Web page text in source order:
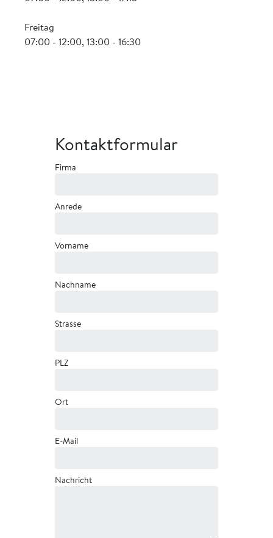
Freitag
07:00 - 12:00, 13:00 - 16:30
Kontaktformular
Firma
Anrede
Vorname
Nachname
Strasse
PLZ
Ort
E-Mail
Nachricht